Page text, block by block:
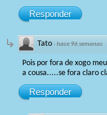
Responder
Tato ·hace 96 semanas
Pois por fora de xogo
a cousa.....se fora claro
Responder